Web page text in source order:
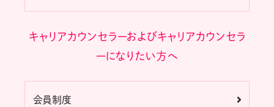
キャリアカウンセラーおよびキャリアカウンセラ
ーになりたい方へ
会員制度